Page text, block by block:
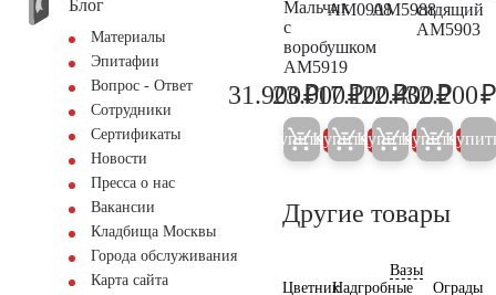
Блог
Материалы
Эпитафии
Вопрос - Ответ
Сотрудники
Сертификаты
Новости
Пресса о нас
Вакансии
Кладбища Москвы
Города обслуживания
Карта сайта
Мальчик
с
воробушком
AM5919
33.600
31.900₽
Купить 5%
AM0908
24.200
23.000₽
Купить 5%
AM5988
18.000
17.100₽
Купить 5%
сидящий
AM5903
22.400₽
Купить 5%
32.200₽
Другие товары
ЦветникНадгробные
Вазы
Ограды